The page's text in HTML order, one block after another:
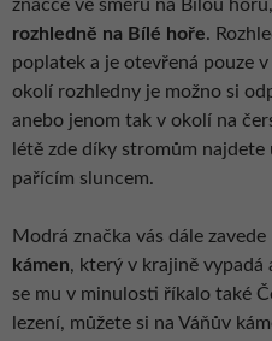
značce ve směru na Bílou
rozhledně na Bílé hoře.
poplatek a je otevřená pouze
okolí rozhledny je možno si
anebo jenom tak v okolí na
létě zde díky stromům
pařícím sluncem.
Modrá značka vás dále
kámen, který v krajině vypadá
se mu v minulosti říkalo také
lezení, můžete si na Váňův